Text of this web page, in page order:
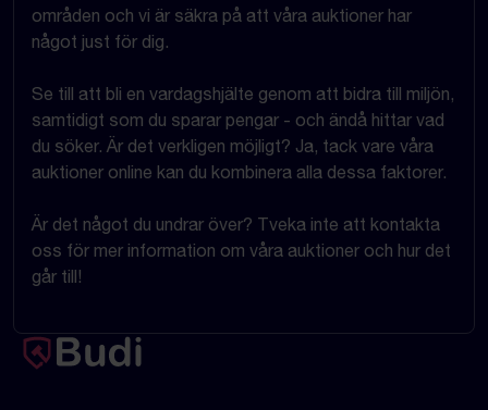
områden och vi är säkra på att våra auktioner har
något just för dig.
Se till att bli en vardagshjälte genom att bidra till miljön,
samtidigt som du sparar pengar - och ändå hittar vad
du söker. Är det verkligen möjligt? Ja, tack vare våra
auktioner online kan du kombinera alla dessa faktorer.
Är det något du undrar över? Tveka inte att kontakta
oss för mer information om våra auktioner och hur det
går till!